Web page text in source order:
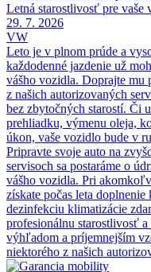
Letná starostlivosť pre vaše
29. 7. 2026
VW
Leto je v plnom prúde a
každodenné jazdenie už
vášho vozidla. Doprajte mu
z našich autorizovaných
bez zbytočných starostí. Či
prehliadku, výmenu oleja,
úkon, vaše vozidlo bude v
Pripravte svoje auto na
servisoch sa postaráme o
vášho vozidla. Pri
získate počas leta
dezinfekciu klimatizácie
profesionálnu starostlivosť
výhľadom a príjemnejším
niektorého z našich